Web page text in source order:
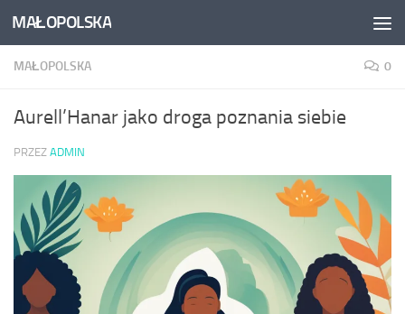
Skip to content
MAŁOPOLSKA
MAŁOPOLSKA 0
Aurell’Hanar jako droga poznania siebie
PRZEZ ADMIN